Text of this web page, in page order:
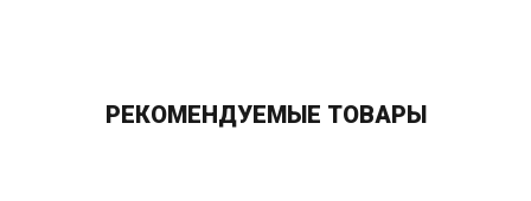
РЕКОМЕНДУЕМЫЕ ТОВАРЫ